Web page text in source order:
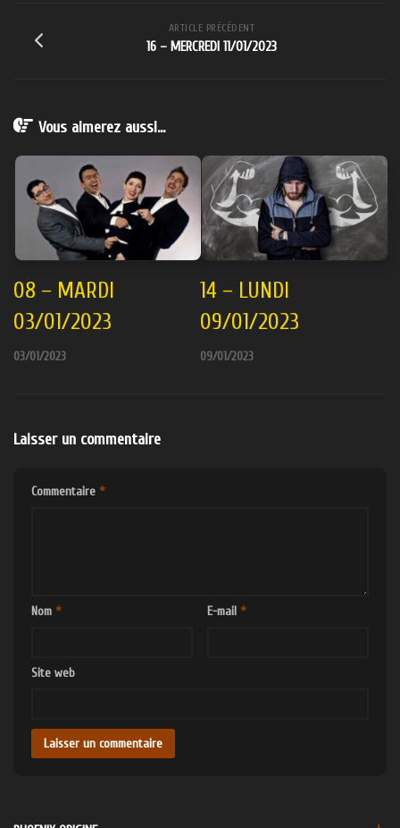
ARTICLE PRÉCÉDENT
16 – MERCREDI 11/01/2023
Vous aimerez aussi...
08 – MARDI
03/01/2023
03/01/2023
14 – LUNDI
09/01/2023
09/01/2023
Laisser un commentaire
Commentaire *
Nom * E-mail *
Site web